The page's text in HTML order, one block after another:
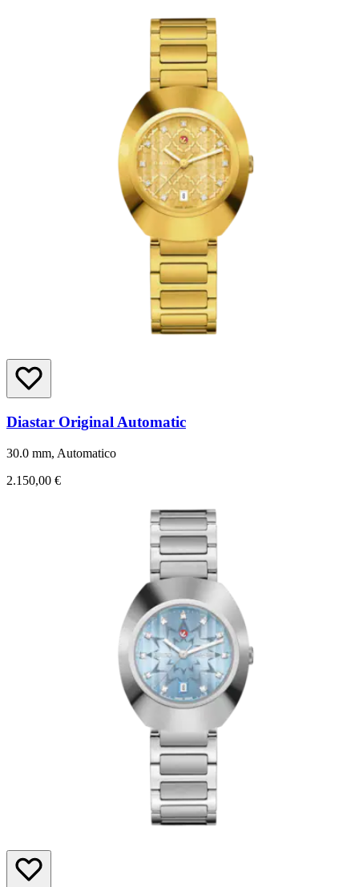
Diastar Original Automatic
30.0 mm, Automatico
2.150,00 €